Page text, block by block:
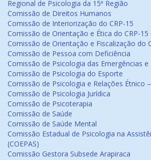
Regional de Psicologia da 15ª Região
Comissão de Direitos Humanos
Comissão de Interiorização do CRP-15
Comissão de Orientação e Ética do CRP-15
Comissão de Orientação e Fiscalização do
Comissão de Pessoa com Deficiência
Comissão de Psicologia das Emergências e
Comissão de Psicologia do Esporte
Comissão de Psicologia e Relações Étnico
Comissão de Psicologia Jurídica
Comissão de Psicoterapia
Comissão de Saúde
Comissão de Saúde Mental
Comissão Estadual de Psicologia na
(COEPAS)
Comissão Gestora Subsede Arapiraca